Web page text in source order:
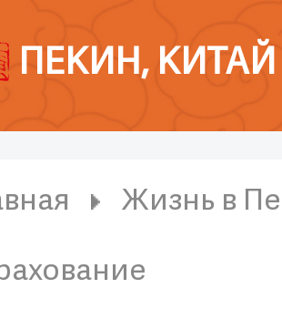
ПЕКИН, КИТАЙ
Жизнь в